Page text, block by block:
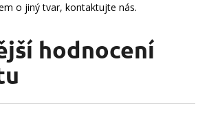
o jiný tvar, kontaktujte nás.
hodnocení